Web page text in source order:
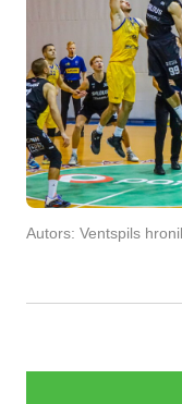
Autors: Ventspils